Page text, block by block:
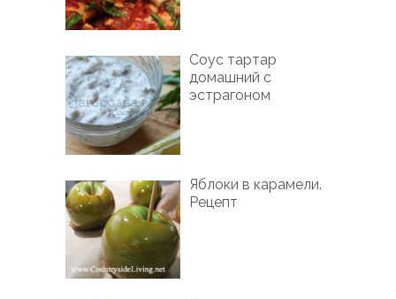
Соус тартар
домашний с
эстрагоном
Яблоки в карамели.
Рецепт